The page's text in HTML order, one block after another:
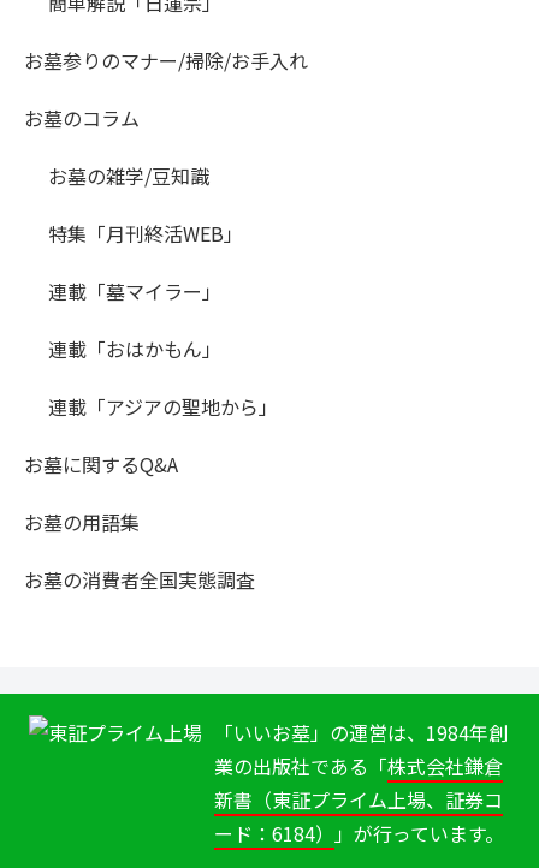
お墓参りのマナー/掃除/お手入れ
お墓のコラム
お墓の雑学/豆知識
特集「月刊終活WEB」
連載「墓マイラー」
連載「おはかもん」
連載「アジアの聖地から」
お墓に関するQ&A
お墓の用語集
お墓の消費者全国実態調査
「いいお墓」の運営は、1984年創
業の出版社である「株式会社鎌倉
新書（東証プライム上場、証券コ
ード：6184） 」が行っています。